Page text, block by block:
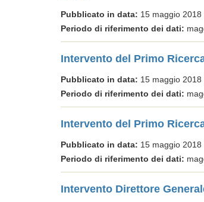
Pubblicato in data: 15 maggio 2018
Periodo di riferimento dei dati:
Intervento del Primo
Pubblicato in data: 15 maggio 2018
Periodo di riferimento dei dati:
Intervento del Primo
Pubblicato in data: 15 maggio 2018
Periodo di riferimento dei dati:
Intervento Direttore